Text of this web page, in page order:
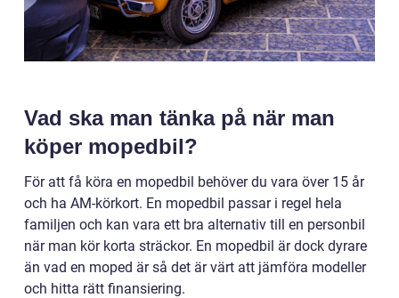
Vad ska man tänka på när man
köper mopedbil?
För att få köra en mopedbil behöver du vara över 15 år
och ha AM-körkort. En mopedbil passar i regel hela
familjen och kan vara ett bra alternativ till en personbil
när man kör korta sträckor. En mopedbil är dock dyrare
än vad en moped är så det är värt att jämföra modeller
och hitta rätt finansiering.